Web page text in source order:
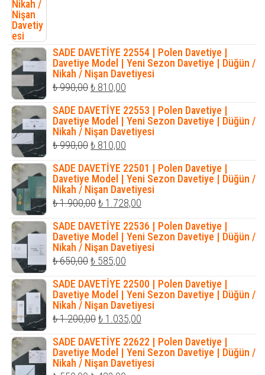
SADE DAVETİYE 22554 | Polen Davetiye |
Davetiye Model | Yeni Sezon Davetiye | Düğün /
Nikah / Nişan Davetiyesi
₺990,00Orijinal
fiyat:
₺ 990,00.
₺ 810,00
fiyat:
₺ 810,00.
SADE DAVETİYE 22553 | Polen Davetiye |
Davetiye Model | Yeni Sezon Davetiye | Düğün /
Nikah / Nişan Davetiyesi
₺990,00Orijinal
fiyat:
₺ 990,00.
₺ 810,00
fiyat:
₺ 810,00.
SADE DAVETİYE 22501 | Polen Davetiye |
Davetiye Model | Yeni Sezon Davetiye | Düğün /
Nikah / Nişan Davetiyesi
₺1.900,00Orijinal
fiyat:
₺ 1.900,00.
₺ 1.728,00
fiyat:
₺ 1.728,00.
SADE DAVETİYE 22536 | Polen Davetiye |
Davetiye Model | Yeni Sezon Davetiye | Düğün /
Nikah / Nişan Davetiyesi
₺650,00Orijinal
fiyat:
₺ 650,00.
₺ 585,00
fiyat:
₺ 585,00.
SADE DAVETİYE 22500 | Polen Davetiye |
Davetiye Model | Yeni Sezon Davetiye | Düğün /
Nikah / Nişan Davetiyesi
₺1.200,00Orijinal
fiyat:
₺ 1.200,00.
₺ 1.035,00
fiyat:
₺ 1.035,00.
SADE DAVETİYE 22622 | Polen Davetiye |
Davetiye Model | Yeni Sezon Davetiye | Düğün /
Nikah / Nişan Davetiyesi